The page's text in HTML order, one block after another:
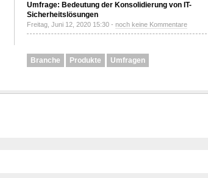
Umfrage: Bedeutung der Konsolidierung von IT-
Sicherheitslösungen
Freitag, Juni 12, 2020 15:30 - noch keine Kommentare
Branche Produkte Umfragen